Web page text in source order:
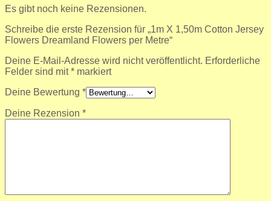
Es gibt noch keine Rezensionen.
Schreibe die erste Rezension für „1m X 1,50m Cotton Jersey
Flowers Dreamland Flowers per Metre“
Deine E-Mail-Adresse wird nicht veröffentlicht. Erforderliche
Felder sind mit* markiert
Deine Bewertung *
Deine Rezension *